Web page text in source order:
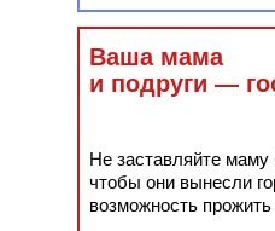
Ваша мама
и подруги —
Не заставляйте маму
чтобы они вынесли
возможность